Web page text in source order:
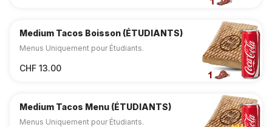
Medium Tacos Boisson (ÉTUDIANTS)
Menus Uniquement pour Étudiants.
CHF 13.00
Medium Tacos Menu (ÉTUDIANTS)
Menus Uniquement pour Étudiants.